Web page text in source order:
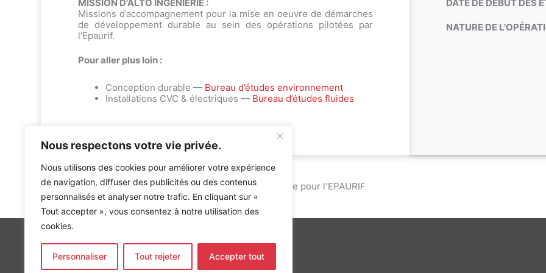
Nous respectons votre vie privée.
Nous utilisons des cookies pour améliorer votre expérience
de navigation, diffuser des publicités ou des contenus
personnalisés et analyser notre trafic. En cliquant sur «
Tout accepter », vous consentez à notre utilisation des
cookies.
Personnaliser Tout rejeter Accepter tout
DATE DE DÉBUT DES
NATURE DE
MISSION D'ALTO INGÉNIERIE :
Missions d’accompagnement pour la mise en oeuvre de démarches
de développement durable au sein des opérations pilotées par
l’Epaurif.
Pour aller plus loin :
Conception durable — Bureau d’études environnement
Installations CVC & électriques — Bureau d’études fluides
Accueil»Références» Démarches de développement durable pour l’EPAURIF